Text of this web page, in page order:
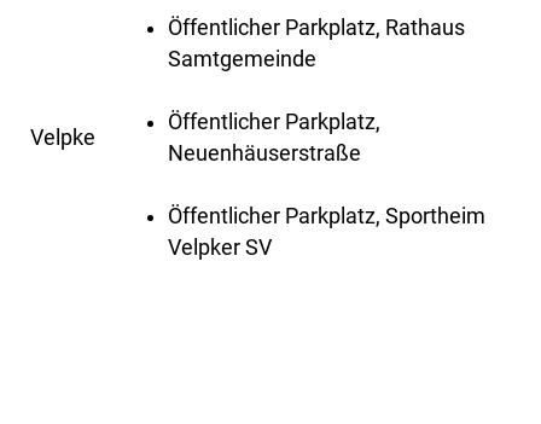
Velpke
Öffentlicher Parkplatz, Rathaus
Samtgemeinde
Öffentlicher Parkplatz,
Neuenhäuserstraße
Öffentlicher Parkplatz, Sportheim
Velpker SV